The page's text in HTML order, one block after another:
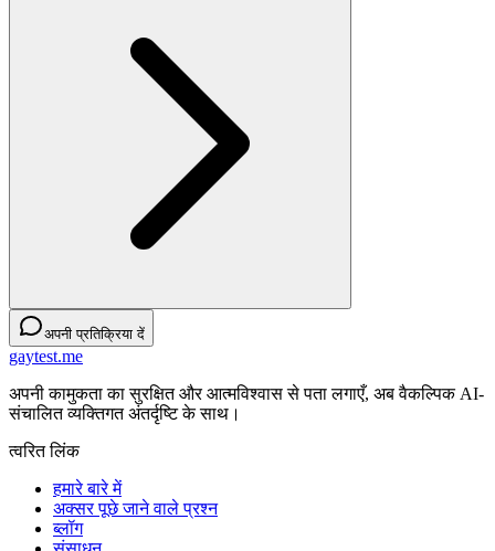
अपनी प्रतिक्रिया दें
gaytest.me
अपनी कामुकता का सुरक्षित और आत्मविश्वास से पता लगाएँ, अब वैकल्पिक AI-
संचालित व्यक्तिगत अंतर्दृष्टि के साथ।
त्वरित लिंक
हमारे बारे में
अक्सर पूछे जाने वाले प्रश्न
ब्लॉग